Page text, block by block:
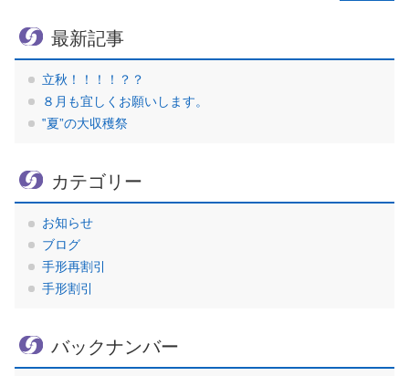
最新記事
立秋！！！！？？
８月も宜しくお願いします。
‟夏”の大収穫祭
カテゴリー
お知らせ
ブログ
手形再割引
手形割引
バックナンバー